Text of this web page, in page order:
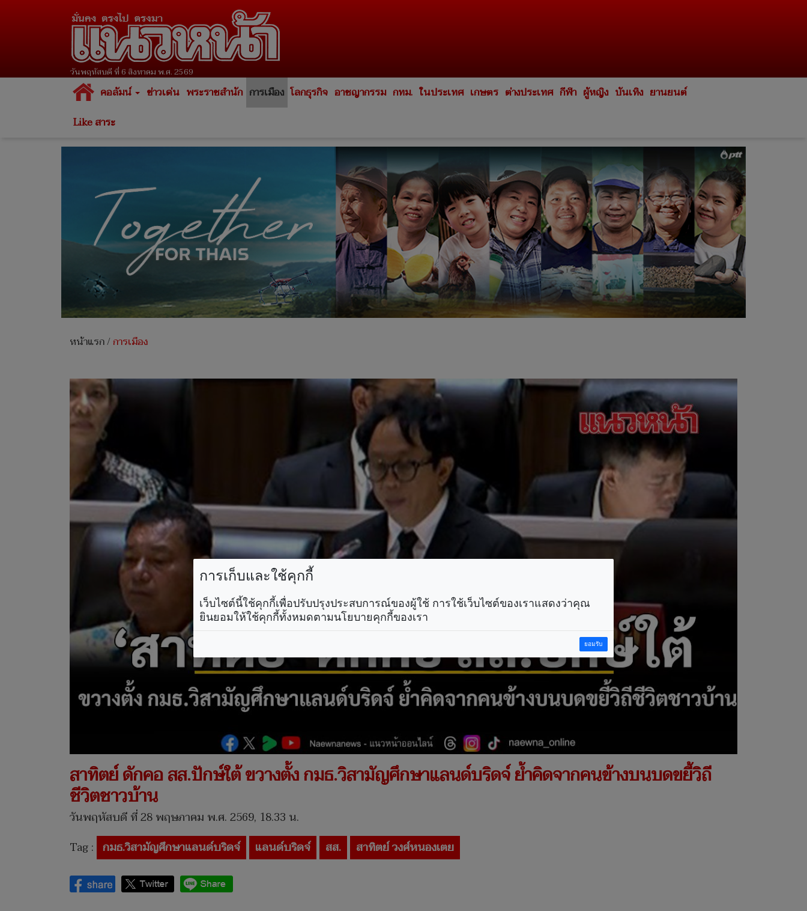
วันพฤหัสบดี ที่ 6 สิงหาคม พ.ศ. 2569
คอลัมน์ ข่าวเด่น พระราชสำนัก การเมือง โลกธุรกิจ อาชญากรรม กทม. ในประเทศ เกษตร ต่างประเทศ กีฬา ผู้หญิง บันเทิง ยานยนต์
Like สาระ
หน้าแรก/การเมือง
สาทิตย์ ดักคอ สส.ปักษ์ใต้ ขวางตั้ง กมธ.วิสามัญศึกษาแลนด์บริดจ์ ย้ำคิดจากคนข้างบนบดขยี้วิถี
ชีวิตชาวบ้าน
วันพฤหัสบดี ที่ 28 พฤษภาคม พ.ศ. 2569, 18.33 น.
Tag : กมธ.วิสามัญศึกษาแลนด์บริดจ์ แลนด์บริดจ์ สส. สาทิตย์ วงศ์หนองเตย
การเก็บและใช้คุกกี้
เว็บไซต์นี้ใช้คุกกี้เพื่อปรับปรุงประสบการณ์ของผู้ใช้ การใช้เว็บไซต์ของเราแสดงว่าคุณ
ยินยอมให้ใช้คุกกี้ทั้งหมดตามนโยบายคุกกี้ของเรา
ยอมรับ